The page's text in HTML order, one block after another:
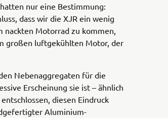
nur eine Bestimmung:
dass wir die XJR ein wenig
nackten Motorrad zu kommen,
großen luftgekühlten Motor, der
Nebenaggregaten für die
Erscheinung sie ist – ähnlich
diesen Eindruck
Aluminium-